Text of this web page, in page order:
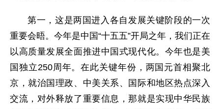
第一，这是两国进入各自发展关键阶段的一次
重要会晤。今年是中国“十五五”开局之年，我们正在
以高质量发展全面推进中国式现代化。今年也是美
国独立250周年。在此关键年份，两国元首相聚北
京，就治国理政、中美关系、国际和地区热点深入
交流，对外释放了重要信息，那就是实现中华民族